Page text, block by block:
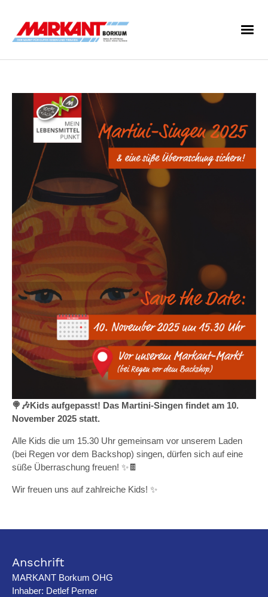
🍭🎶Kids aufgepasst! Das Martini-Singen findet am 10.
November 2025 statt.
Alle Kids die um 15.30 Uhr gemeinsam vor unserem Laden
(bei Regen vor dem Backshop) singen, dürfen sich auf eine
süße Überraschung freuen! ✨🍫
Wir freuen uns auf zahlreiche Kids! ✨
Anschrift
MARKANT Borkum OHG
Inhaber: Detlef Perner